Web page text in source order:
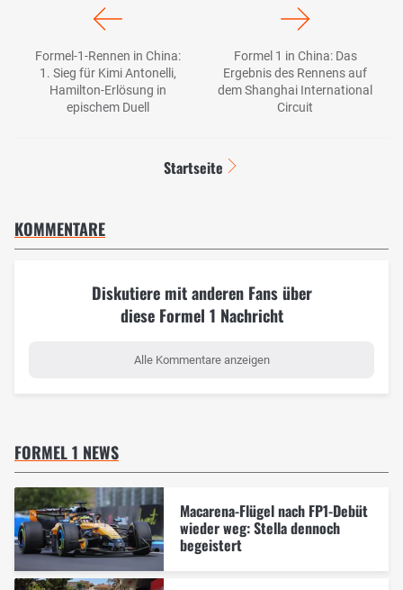
Formel-1-Rennen in China:
1. Sieg für Kimi Antonelli,
Hamilton-Erlösung in
epischem Duell
Formel 1 in China: Das
Ergebnis des Rennens auf
dem Shanghai International
Circuit
Startseite
KOMMENTARE
Diskutiere mit anderen Fans über
diese Formel 1 Nachricht
Alle Kommentare anzeigen
FORMEL 1 NEWS
Macarena-Flügel nach FP1-Debüt
wieder weg: Stella dennoch
begeistert